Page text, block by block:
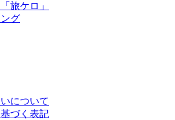
旅ケロ」
グ
について
づく表記